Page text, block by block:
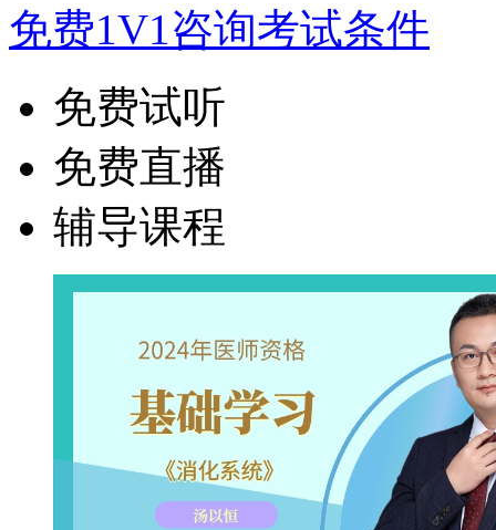
免费1V1咨询考试条件
免费试听
免费直播
辅导课程